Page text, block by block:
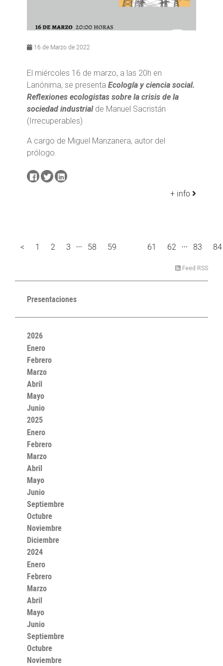
16 de Marzo de 2022
El miércoles 16 de marzo, a las 20h en
Lanónima, se presenta Ecología y ciencia social.
Reflexiones ecologistas sobre la crisis de la
sociedad industrial de Manuel Sacristán
(Irrecuperables)
A cargo de Miguel Manzanera, autor del
prólogo.
+ info
< 1 2 3 ... 58 59 61 62 ... 83 84
Feed RSS
Presentaciones
2026
Enero
Febrero
Marzo
Abril
Mayo
Junio
2025
Enero
Febrero
Marzo
Abril
Mayo
Junio
Septiembre
Octubre
Noviembre
Diciembre
2024
Enero
Febrero
Marzo
Abril
Mayo
Junio
Septiembre
Octubre
Noviembre